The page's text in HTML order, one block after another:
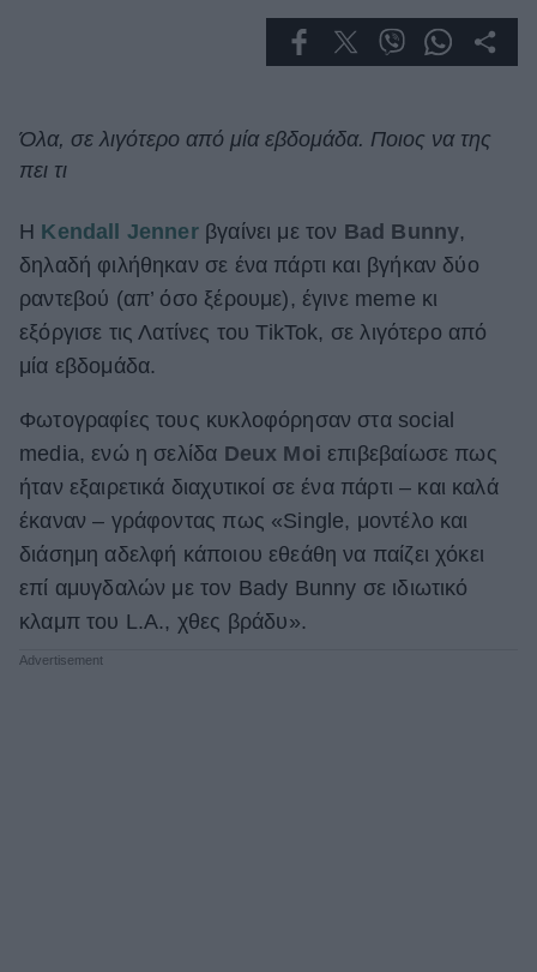
Deco
Cooking
Αφιερώματα
ΒΟΞ
Χωρίς Ταμπέλες
Women's Forum
Hautes Grecians
Όλα, σε λιγότερο από μία εβδομάδα. Ποιος να της
πει τι
Η Kendall Jenner βγαίνει με τον Bad Bunny,
δηλαδή φιλήθηκαν σε ένα πάρτι και βγήκαν δύο
ραντεβού (απ’ όσο ξέρουμε), έγινε meme κι
εξόργισε τις Λατίνες του TikTok, σε λιγότερο από
μία εβδομάδα.
Φωτογραφίες τους κυκλοφόρησαν στα social
media, ενώ η σελίδα Deux Moi επιβεβαίωσε πως
ήταν εξαιρετικά διαχυτικοί σε ένα πάρτι – και καλά
έκαναν – γράφοντας πως «Single, μοντέλο και
διάσημη αδελφή κάποιου εθεάθη να παίζει χόκει
επί αμυγδαλών με τον Bady Bunny σε ιδιωτικό
κλαμπ του L.A., χθες βράδυ».